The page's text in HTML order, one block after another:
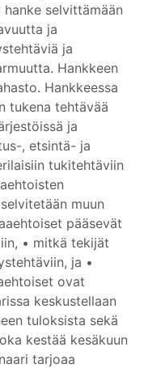
selvittämään
ja
ja
Hankkeen
Hankkeessa
tukena tehtävää
ja
, etsintä- ja
tukitehtäviin
muun
pääsevät
• mitkä tekijät
ja •
ovat
keskustellaan
tuloksista sekä
kestää kesäkuun
tarjoaa